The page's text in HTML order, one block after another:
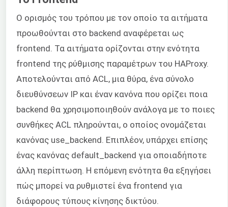
Ο ορισμός του τρόπου με τον οποίο τα αιτήματα
προωθούνται στο backend αναφέρεται ως
frontend. Τα αιτήματα ορίζονται στην ενότητα
frontend της ρύθμισης παραμέτρων του HAProxy.
Αποτελούνται από ACL, μια θύρα, ένα σύνολο
διευθύνσεων IP και έναν κανόνα που ορίζει ποια
backend θα χρησιμοποιηθούν ανάλογα με το ποιες
συνθήκες ACL πληρούνται, ο οποίος ονομάζεται
κανόνας use_backend. Επιπλέον, υπάρχει επίσης
ένας κανόνας default_backend για οποιαδήποτε
άλλη περίπτωση. Η επόμενη ενότητα θα εξηγήσει
πώς μπορεί να ρυθμιστεί ένα frontend για
διάφορους τύπους κίνησης δικτύου.